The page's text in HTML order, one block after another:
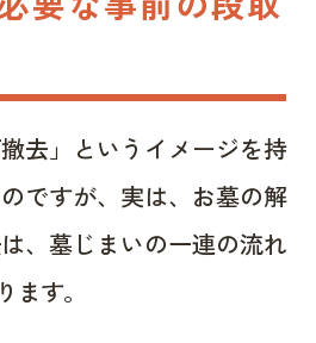
撤去」というイメージを持
ですが、実は、お墓の解
、墓じまいの一連の流れ
す。